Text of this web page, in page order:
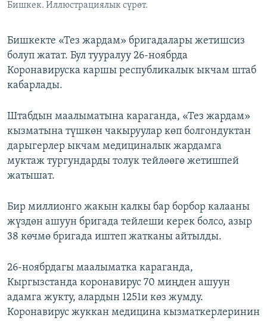
Бишкек. Иллюстрациялык сүрөт.
Бишкекте «Тез жардам» бригадалары жетишсиз
болуп жатат. Бул тууралуу 26-ноябрда
Коронавируска каршы республикалык ыкчам штаб
кабарлады.
Штабдын маалыматына караганда, «Тез жардам»
кызматына түшкөн чакыруулар көп болгондуктан
дарыгерлер ыкчам медициналык жардамга
муктаж тургундарды толук тейлөөгө жетишпей
жатышат.
Бир миллионго жакын калкы бар борбор калааны
жүздөн ашуун бригада тейлеши керек болсо, азыр
38 көчмө бригада иштеп жатканы айтылды.
26-ноябрдагы маалыматка караганда,
Кыргызстанда коронавирус 70 миңден ашуун
адамга жукту, алардын 1251и көз жумду.
Коронавирус жуккан медицина кызматкерлеринин